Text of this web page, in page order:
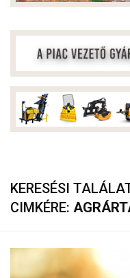
KERESÉSI
CIMKÉRE: